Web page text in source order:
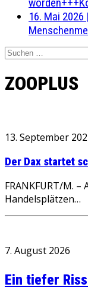
16. Mai 2026 |
Suchen
nach:
ZOOPLUS
13. September
Der Dax startet
FRANKFURT/M.
Handelsplätzen…
7. August 2026
Ein tiefer